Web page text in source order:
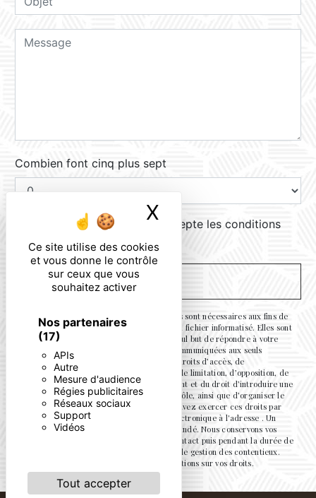
Ce site utilise des cookies
et vous donne le contrôle
sur ceux que vous
souhaitez activer
Nos partenaires
(17)
APIs
Autre
Mesure d'audience
Régies publicitaires
Réseaux sociaux
Support
Vidéos
Tout accepter
X Masquer le
Combien font cinq plus sept
En cochant cette case, j'accepte les conditions
particulières ci-dessous **
ENVOYER
** Les données personnelles communiquées sont nécessaires aux fins de
vous contacter et sont enregistrées dans un fichier informatisé. Elles sont
destinées à et ses sous-traitants dans le seul but de répondre à votre
message. Les données collectées seront communiquées aux seuls
destinataires suivants: . Vous disposez de droits d’accès, de
rectification, d’effacement, de portabilité, de limitation, d’opposition, de
retrait de votre consentement à tout moment et du droit d’introduire une
réclamation auprès d’une autorité de contrôle, ainsi que d’organiser le
sort de vos données post-mortem. Vous pouvez exercer ces droits par
voie postale à l'adresse ou par courrier électronique à l'adresse . Un
justificatif d'identité pourra vous être demandé. Nous conservons vos
données pendant la période de prise de contact puis pendant la durée de
prescription légale aux fins probatoires et de gestion des contentieux.
Consultez le site cnil.fr pour plus d’informations sur vos droits.